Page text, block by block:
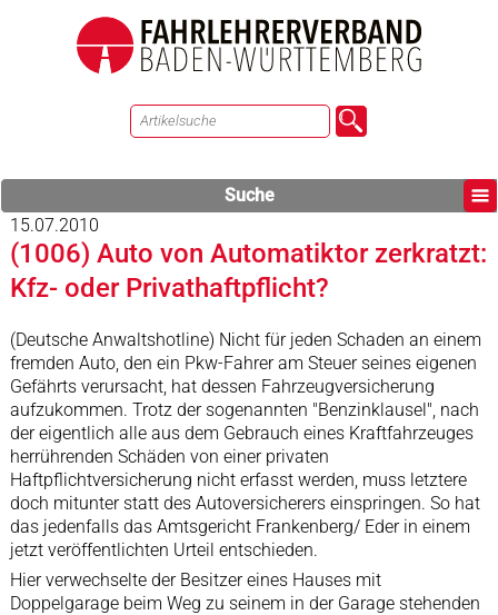
Suche
15.07.2010
(1006) Auto von Automatiktor zerkratzt:
Kfz- oder Privathaftpflicht?
(Deutsche Anwaltshotline) Nicht für jeden Schaden an einem
fremden Auto, den ein Pkw-Fahrer am Steuer seines eigenen
Gefährts verursacht, hat dessen Fahrzeugversicherung
aufzukommen. Trotz der sogenannten "Benzinklausel", nach
der eigentlich alle aus dem Gebrauch eines Kraftfahrzeuges
herrührenden Schäden von einer privaten
Haftpflichtversicherung nicht erfasst werden, muss letztere
doch mitunter statt des Autoversicherers einspringen. So hat
das jedenfalls das Amtsgericht Frankenberg/ Eder in einem
jetzt veröffentlichten Urteil entschieden.
Hier verwechselte der Besitzer eines Hauses mit
Doppelgarage beim Weg zu seinem in der Garage stehenden